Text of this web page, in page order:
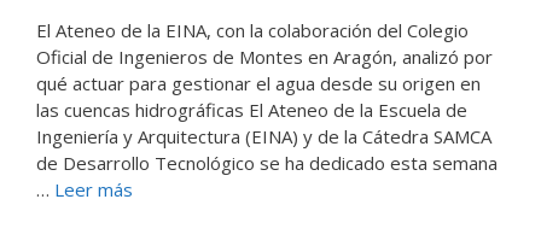
El Ateneo de la EINA, con la colaboración del Colegio
Oficial de Ingenieros de Montes en Aragón, analizó por
qué actuar para gestionar el agua desde su origen en
las cuencas hidrográficas El Ateneo de la Escuela de
Ingeniería y Arquitectura (EINA) y de la Cátedra SAMCA
de Desarrollo Tecnológico se ha dedicado esta semana
… Leer más